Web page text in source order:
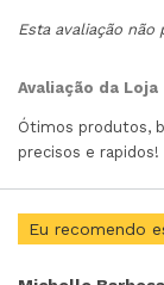
Esta avaliação não
Avaliação da Loja
Ótimos produtos,
precisos e rapidos!
Eu recomendo